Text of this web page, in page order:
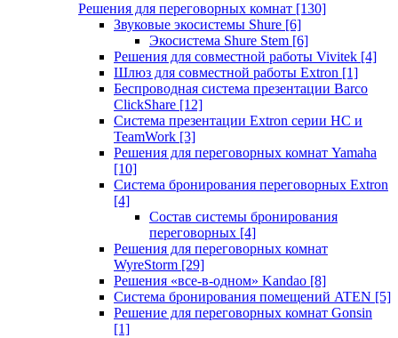
Решения для переговорных комнат [130]
Звуковые экосистемы Shure [6]
Экосистема Shure Stem [6]
Решения для совместной работы Vivitek [4]
Шлюз для совместной работы Extron [1]
Беспроводная система презентации Barco
ClickShare [12]
Система презентации Extron серии HC и
TeamWork [3]
Решения для переговорных комнат Yamaha
[10]
Система бронирования переговорных Extron
[4]
Состав системы бронирования
переговорных [4]
Решения для переговорных комнат
WyreStorm [29]
Решения «все-в-одном» Kandao [8]
Система бронирования помещений ATEN [5]
Решение для переговорных комнат Gonsin
[1]